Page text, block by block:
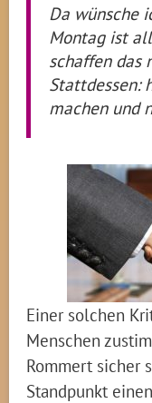
Da wünsche
Montag ist
schaffen
Stattdessen:
machen und
Einer solchen
Menschen
Rommert sicher
Standpunkt